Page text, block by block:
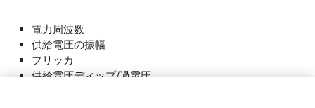
電力周波数
供給電圧の振幅
フリッカ
供給電圧ディップ/過電圧